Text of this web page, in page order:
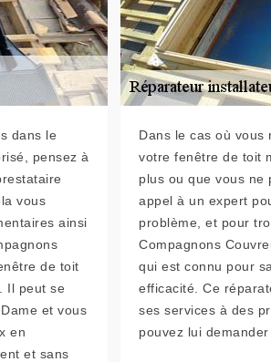
dans le
pensez à
vous
ainsi
de toit
Il peut se
et vous
en
et sans
Dans le cas où vous
votre fenêtre de toit
plus ou que vous ne
appel à un expert
problème, et pour
Compagnons
qui est connu pour
efficacité. Ce
ses services à des
pouvez lui